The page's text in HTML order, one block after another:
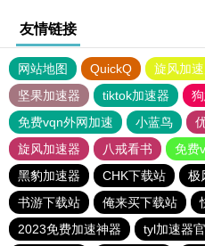
友情链接
网站地图 QuickQ 旋风加
坚果加速器
tiktok加速器
免费vqn外网加速
小蓝鸟
旋风加速器
八戒看书
免费
黑豹加速器
CHK下载站 极
书游下载站
俺来买下载站
2023免费加速神器
tyl加速器